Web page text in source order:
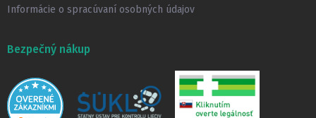
Informácie o spracúvaní osobných údajov
Bezpečný nákup